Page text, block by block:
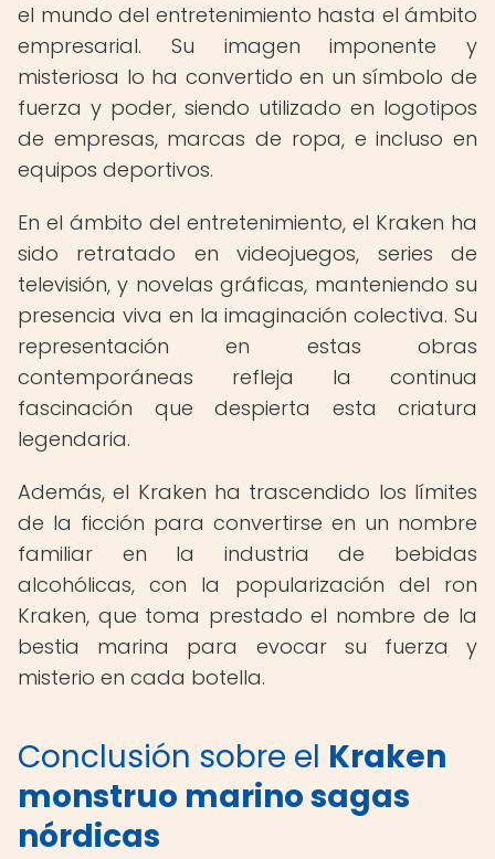
el mundo del entretenimiento hasta el ámbito
empresarial. Su imagen imponente y
misteriosa lo ha convertido en un símbolo de
fuerza y poder, siendo utilizado en logotipos
de empresas, marcas de ropa, e incluso en
equipos deportivos.
En el ámbito del entretenimiento, el Kraken ha
sido retratado en videojuegos, series de
televisión, y novelas gráficas, manteniendo su
presencia viva en la imaginación colectiva. Su
representación en estas obras
contemporáneas refleja la continua
fascinación que despierta esta criatura
legendaria.
Además, el Kraken ha trascendido los límites
de la ficción para convertirse en un nombre
familiar en la industria de bebidas
alcohólicas, con la popularización del ron
Kraken, que toma prestado el nombre de la
bestia marina para evocar su fuerza y
misterio en cada botella.
Conclusión sobre el Kraken
monstruo marino sagas
nórdicas